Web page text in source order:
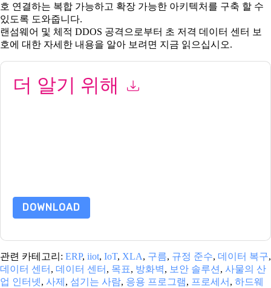
호 연결하는 복합 가능하고 확장 가능한 아키텍처를 구축 할 수
있도록 도와줍니다.
랜섬웨어 및 체적 DDOS 공격으로부터 초 저격 데이터 센터 보
호에 대한 자세한 내용을 알아 보려면 지금 읽으십시오.
더 알기 위해
DOWNLOAD
관련 카테고리: ERP, iiot, IoT, XLA, 구름, 규정 준수, 데이터 복구,
데이터 센터 , 데이터 센터 , 목표, 방화벽, 보안 솔루션 , 사물의 산
업 인터넷, 사제 , 섬기는 사람, 응용 프로그램, 프로세서 , 하드웨